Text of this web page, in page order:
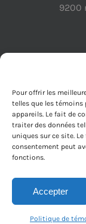
Pour offrir les
telles que les
appareils. Le fait de
traiter des données
uniques sur ce site.
consentement peut
fonctions.
Accepter
Politique de
9200